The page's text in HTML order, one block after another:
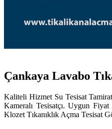
Çankaya Lavabo
Kaliteli Hizmet Su Tesisat
Kameralı Tesisatçı. Uygun
Klozet Tıkanıklık Açma Tesisat